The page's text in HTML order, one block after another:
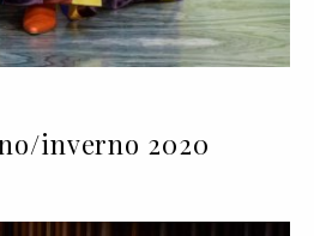
inverno 2020